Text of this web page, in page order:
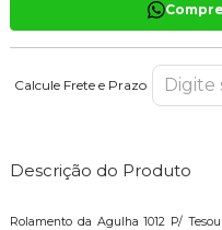
Calcule Frete e Prazo
Descrição do Produto
Rolamento da Agulha 1012 P/